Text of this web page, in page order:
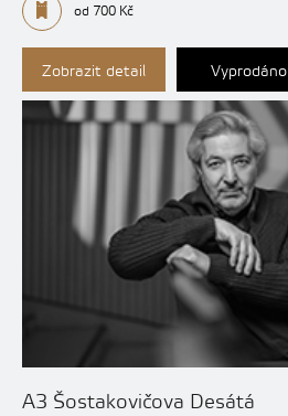
od 700 Kč
Zobrazit detail Vyprodáno
A3 Šostakovičova Desátá